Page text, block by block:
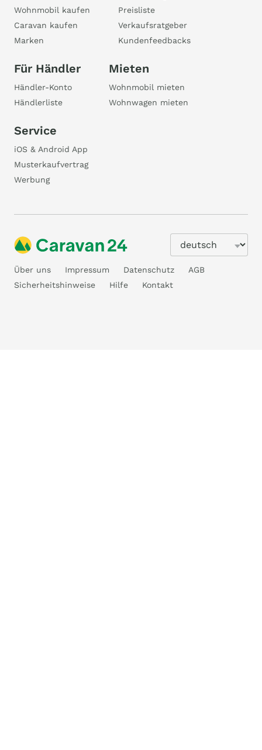
Wohnmobil kaufen
Caravan kaufen
Marken
Preisliste
Verkaufsratgeber
Kundenfeedbacks
Für Händler
Händler-Konto
Händlerliste
Mieten
Wohnmobil mieten
Wohnwagen mieten
Service
iOS & Android App
Musterkaufvertrag
Werbung
Über uns Impressum Datenschutz
AGB
Sicherheitshinweise
Hilfe Kontakt